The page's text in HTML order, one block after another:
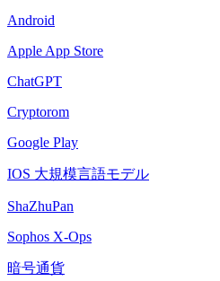
Android
Apple App Store
ChatGPT
Cryptorom
Google Play
IOS 大規模言語モデル
ShaZhuPan
Sophos X-Ops
暗号通貨